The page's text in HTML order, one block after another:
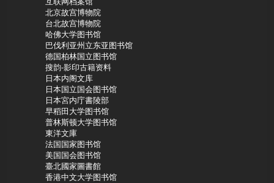
北京故宫博物院
台北故宫博物院
哈佛大学图书馆
巴伐利亚州立东亚图书馆
德国柏林国立图书馆
搜韵-影印古籍资料
日本内阁文库
日本国立国会图书馆
日本宮内庁書陵部
早稻田大学图书馆
普林斯顿大学图书馆
東洋文庫
法国国家图书馆
美国国会图书馆
臺北國家圖書館
香港中文大学图书馆